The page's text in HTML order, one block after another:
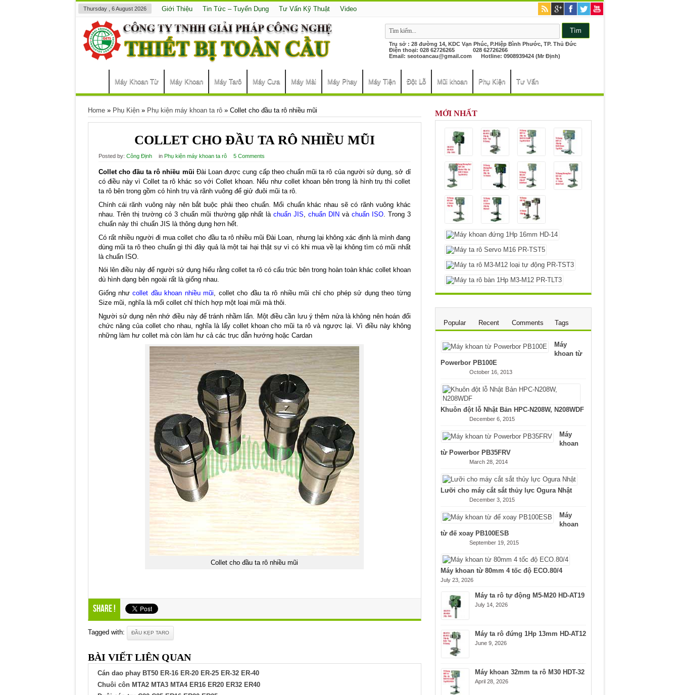
Thursday , 6 August 2026 Giới Thiệu Tin Tức – Tuyển Dụng Tư Vấn Kỹ Thuật Video
Trụ sở : 28 đường 14, KDC Vạn Phúc, P.Hiệp Bình Phước, TP. Thủ Đức
Điện thoại: 028 62726265 028 62726266
Email: seotoancau@gmail.com Hotline: 0908939424 (Mr Định)
Máy Khoan Từ Máy Khoan Máy Tarô Máy Cưa Máy Mài Máy Phay Máy Tiện Đột Lỗ Mũi khoan Phụ Kiện Tư Vấn
Home» Phụ Kiện» Phụ kiện máy khoan ta rô» Collet cho đầu ta rô nhiều mũi
COLLET CHO ĐẦU TA RÔ NHIỀU MŨI
Posted by: Công Định in Phụ kiện máy khoan ta rô 5 Comments
Collet cho đầu ta rô nhiều mũi Đài Loan được cung cấp theo chuẩn mũi ta rô của người sử dụng, sở dỉ
có điều này vì Collet ta rô khác so với Collet khoan. Nếu như collet khoan bên trong là hình trụ thì collet
ta rô bên trong gồm có hình trụ và rãnh vuông để giử đuôi mũi ta rô.
Chính cái rãnh vuông này nên bắt buộc phải theo chuẩn. Mổi chuẩn khác nhau sẽ có rãnh vuông khác
nhau. Trên thị trường có 3 chuẩn mũi thường gặp nhất làchuẩn JIS ,chuẩn DIN và chuẩn ISO. Trong 3
chuẩn này thì chuẩn JIS là thông dụng hơn hết.
Có rất nhiều người đi mua collet cho đầu ta rô nhiều mũi Đài Loan, nhưng lại không xác định là mình đang
dùng mũi ta rô theo chuẩn gì thì đây quả là một tai hại thật sự vì có khi mua về lại không tìm có mũi nhất
là chuẩn ISO.
Nói lên điều này để người sử dụng hiểu rằng collet ta rô có cấu trúc bên trong hoàn toàn khác collet khoan
dù hình dạng bên ngoài rất là giống nhau.
Giống nhưcollet đầu khoan nhiều mũi, collet cho đầu ta rô nhiều mũi chỉ cho phép sử dụng theo từng
Size mũi, nghĩa là mổi collet chỉ thích hợp một loại mũi mà thôi.
Người sử dụng nên nhớ điều này để tránh nhầm lẩn. Một điều cần lưu ý thêm nửa là không nên hoán đổi
chức năng của collet cho nhau, nghĩa là lấy collet khoan cho mũi ta rô và ngược lại. Vì điều này không
những làm hư collet mà còn làm hư cả các trục dẫn hướng hoặc Cardan
Collet cho đầu ta rô nhiều mũi
Share !
Tagged with: ĐẦU KẸP TARO
BÀI VIẾT LIÊN QUAN
Cán dao phay BT50 ER-16 ER-20 ER-25 ER-32 ER-40
Chuôi côn MTA2 MTA3 MTA4 ER16 ER20 ER32 ER40
MỚI NHẤT
Popular Recent Comments Tags
Máy
khoan từ
Powerbor PB100E
October 16, 2013
Khuôn đột lỗ Nhật Bản HPC-N208W, N208WDF
December 6, 2015
Máy
khoan
từ Powerbor PB35FRV
March 28, 2014
Lưỡi cho máy cắt sắt thủy lực Ogura Nhật
December 3, 2015
Máy
khoan
từ đế xoay PB100ESB
September 19, 2015
Máy khoan từ 80mm 4 tốc độ ECO.80/4
July 23, 2026
Máy ta rô tự động M5-M20 HD-AT19
July 14, 2026
Máy ta rô đứng 1Hp 13mm HD-AT12
June 9, 2026
Máy khoan 32mm ta rô M30 HDT-32
April 28, 2026